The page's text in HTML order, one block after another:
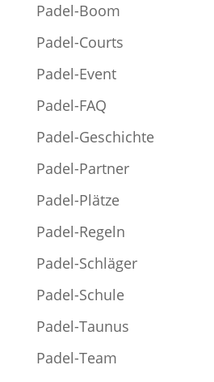
Padel-Boom
Padel-Courts
Padel-Event
Padel-FAQ
Padel-Geschichte
Padel-Partner
Padel-Plätze
Padel-Regeln
Padel-Schläger
Padel-Schule
Padel-Taunus
Padel-Team